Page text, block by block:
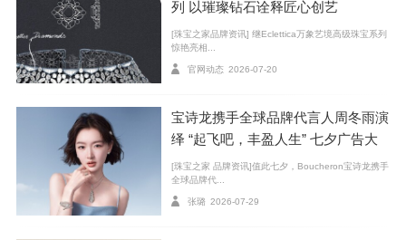
左：演员、制作人玛吉·吉伦哈尔佩戴戴比尔斯闪耀亮相第79届英国
电影学院奖
列 以璀璨钻石诠释匠心创艺
[珠宝之家品牌资讯] 继Eclettica万象艺境高级珠宝系列
惊艳亮相...
官网动态 2026-07-20
宝诗龙携手全球品牌代言人周冬雨演
绎 “起飞吧，丰盈人生” 七夕广告大
片
[珠宝之家 品牌资讯]值此七夕，Boucheron宝诗龙携手
全球品牌代...
张璐 2026-07-29